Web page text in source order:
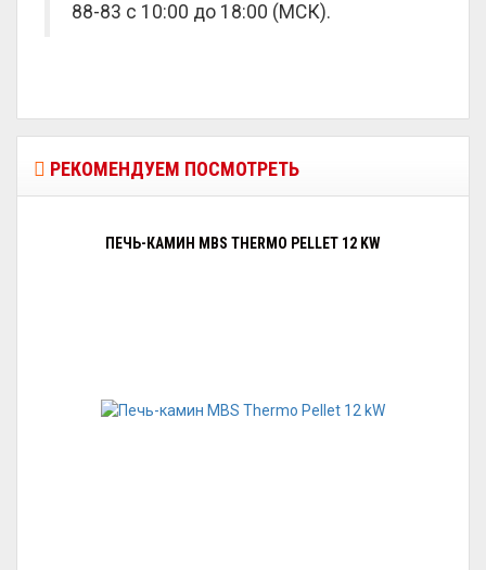
88-83 с 10:00 до 18:00 (МСК).
РЕКОМЕНДУЕМ ПОСМОТРЕТЬ
ПЕЧЬ-КАМИН MBS THERMO PELLET 12 KW